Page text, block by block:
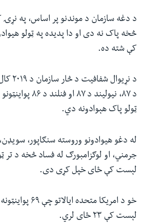
د دغه سازمان د موندنو پر اساس، په نړۍ
څخه پاک نه دی او دا پدیده په ټولو
کې شته ده.
د
د ۸۷، نیولیند د
ټولو پاک هېوادونه دي.
له دغو هیوادونو وروسته سنګاپور،
جرمني، او لوګزامبورګ له فساد څخه د تر
لېست کې ځای خپل کړی دی.
خو د امریکا
لېست کې ۲۳ ځای لري.